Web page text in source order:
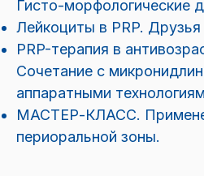
Гисто-морфологические
Лейкоциты в PRP. Друзья
PRP-терапия в
Сочетание с
аппаратными
МАСТЕР-КЛАСС.
периоральной зоны.